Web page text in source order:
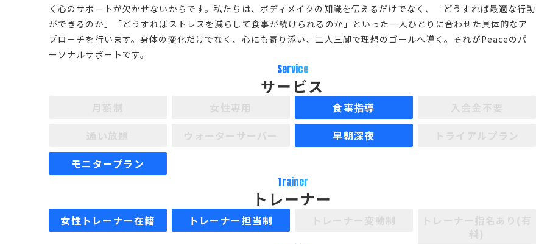
く心のサポートが欠かせないからです。私たちは、ボディメイクの知識を伝えるだけでなく、「どうすれば最適な行動
ができるのか」「どうすればストレスを減らして食事が続けられるのか」といった一人ひとりに合わせた具体的なア
プローチを行います。身体の変化だけでなく、心にも寄り添い、二人三脚で理想のゴールへ導く。それがPeaceのパ
ーソナルサポートです。
Service
サービス
食事指導
早朝深夜
モニタープラン
Trainer
トレーナー
女性トレーナー在籍 トレーナー担当制